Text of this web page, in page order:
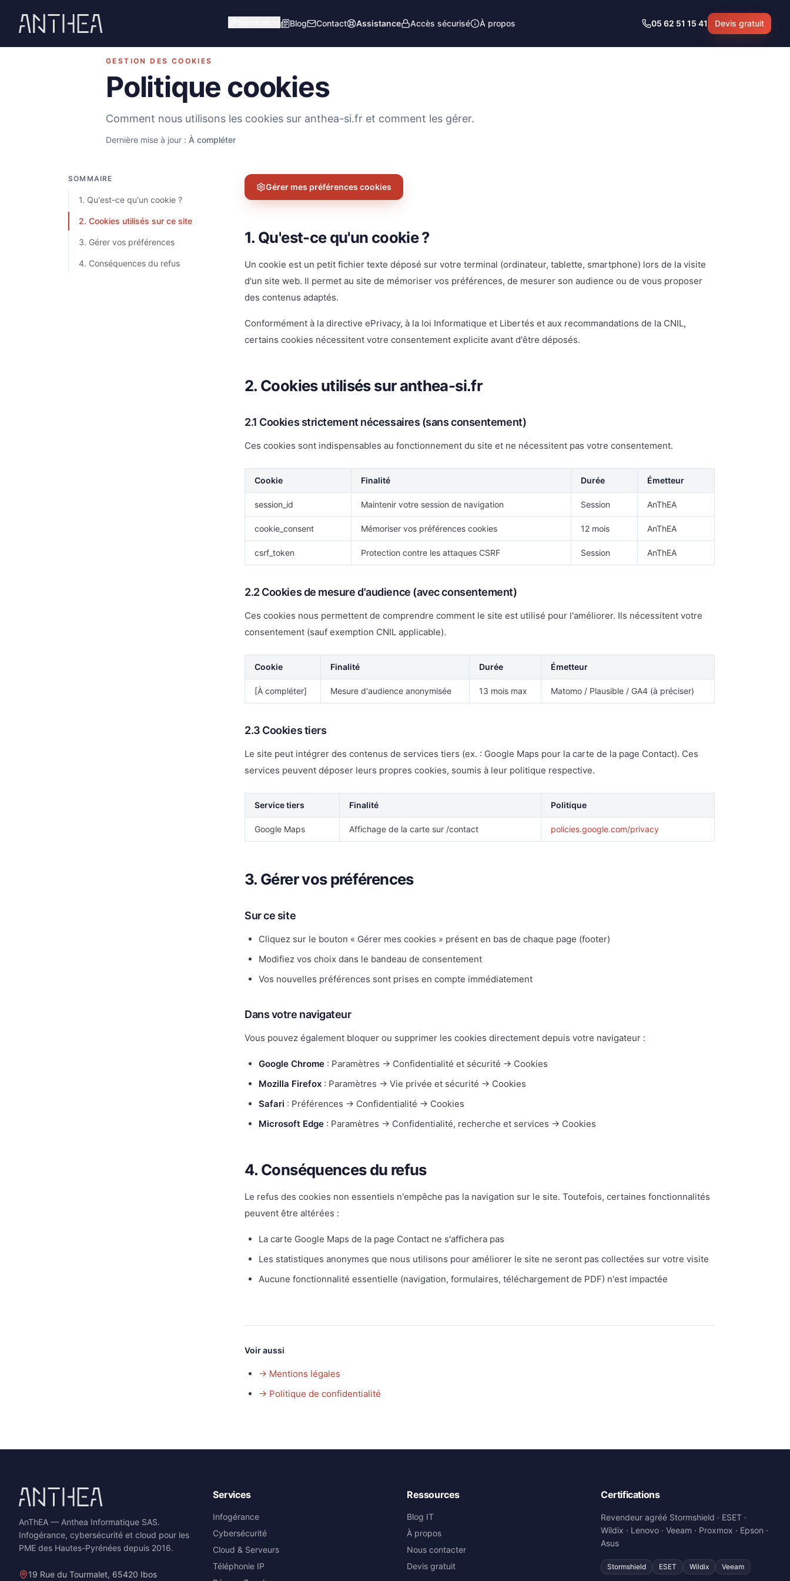
Blog Contact Assistance Accès sécurisé À propos 05 62 51 15 41 Devis gratuit
GESTION DES COOKIES
Politique cookies
Comment nous utilisons les cookies sur anthea-si.fr et comment les gérer.
Dernière mise à jour : À compléter
SOMMAIRE
1. Qu'est-ce qu'un cookie ?
2. Cookies utilisés sur ce site
3. Gérer vos préférences
4. Conséquences du refus
Gérer mes préférences cookies
1. Qu'est-ce qu'un cookie ?
Un cookie est un petit fichier texte déposé sur votre terminal (ordinateur, tablette, smartphone) lors de la visite
d'un site web. Il permet au site de mémoriser vos préférences, de mesurer son audience ou de vous proposer
des contenus adaptés.
Conformément à la directive ePrivacy, à la loi Informatique et Libertés et aux recommandations de la CNIL,
certains cookies nécessitent votre consentement explicite avant d'être déposés.
2. Cookies utilisés sur anthea-si.fr
2.1 Cookies strictement nécessaires (sans consentement)
Ces cookies sont indispensables au fonctionnement du site et ne nécessitent pas votre consentement.
Cookie Finalité Durée Émetteur
session_id Maintenir votre session de navigation Session AnThEA
cookie_consent Mémoriser vos préférences cookies 12 mois AnThEA
csrf_token Protection contre les attaques CSRF Session AnThEA
2.2 Cookies de mesure d'audience (avec consentement)
Ces cookies nous permettent de comprendre comment le site est utilisé pour l'améliorer. Ils nécessitent votre
consentement (sauf exemption CNIL applicable).
Cookie Finalité Durée Émetteur
[À compléter] Mesure d'audience anonymisée 13 mois max Matomo / Plausible / GA4 (à préciser)
2.3 Cookies tiers
Le site peut intégrer des contenus de services tiers (ex. : Google Maps pour la carte de la page Contact). Ces
services peuvent déposer leurs propres cookies, soumis à leur politique respective.
Service tiers Finalité Politique
Google Maps Affichage de la carte sur /contact policies.google.com/privacy
3. Gérer vos préférences
Sur ce site
Cliquez sur le bouton « Gérer mes cookies » présent en bas de chaque page (footer)
Modifiez vos choix dans le bandeau de consentement
Vos nouvelles préférences sont prises en compte immédiatement
Dans votre navigateur
Vous pouvez également bloquer ou supprimer les cookies directement depuis votre navigateur :
Google Chrome : Paramètres → Confidentialité et sécurité → Cookies
Mozilla Firefox : Paramètres → Vie privée et sécurité → Cookies
Safari : Préférences → Confidentialité → Cookies
Microsoft Edge : Paramètres → Confidentialité, recherche et services → Cookies
4. Conséquences du refus
Le refus des cookies non essentiels n'empêche pas la navigation sur le site. Toutefois, certaines fonctionnalités
peuvent être altérées :
La carte Google Maps de la page Contact ne s'affichera pas
Les statistiques anonymes que nous utilisons pour améliorer le site ne seront pas collectées sur votre visite
Aucune fonctionnalité essentielle (navigation, formulaires, téléchargement de PDF) n'est impactée
Voir aussi
→ Mentions légales
→ Politique de confidentialité
AnThEA — Anthea Informatique SAS.
Infogérance, cybersécurité et cloud pour les
PME des Hautes-Pyrénées depuis 2016.
19 Rue du Tourmalet, 65420 Ibos
Services
Infogérance
Cybersécurité
Cloud & Serveurs
Téléphonie IP
Ressources
Blog IT
À propos
Nous contacter
Devis gratuit
Certifications
Revendeur agréé Stormshield · ESET ·
Wildix · Lenovo · Veeam · Proxmox · Epson ·
Asus
Stormshield ESET Wildix Veeam